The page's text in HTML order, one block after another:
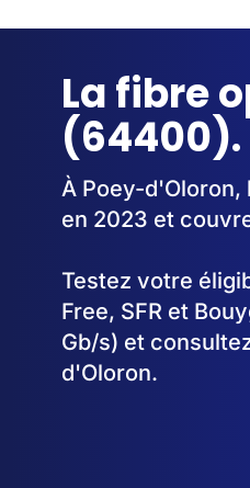
La fibre
(64400).
À Poey-d'Oloron,
en 2023 et
Testez votre
Free, SFR et
Gb/s) et
d'Oloron.